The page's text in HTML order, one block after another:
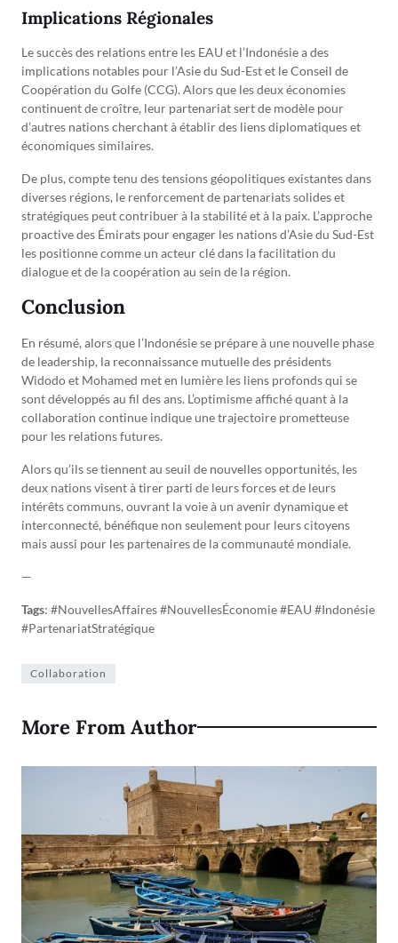
Implications Régionales
Le succès des relations entre les EAU et l’Indonésie a des
implications notables pour l’Asie du Sud-Est et le Conseil de
Coopération du Golfe (CCG). Alors que les deux économies
continuent de croître, leur partenariat sert de modèle pour
d’autres nations cherchant à établir des liens diplomatiques et
économiques similaires.
De plus, compte tenu des tensions géopolitiques existantes dans
diverses régions, le renforcement de partenariats solides et
stratégiques peut contribuer à la stabilité et à la paix. L’approche
proactive des Émirats pour engager les nations d’Asie du Sud-Est
les positionne comme un acteur clé dans la facilitation du
dialogue et de la coopération au sein de la région.
Conclusion
En résumé, alors que l’Indonésie se prépare à une nouvelle phase
de leadership, la reconnaissance mutuelle des présidents
Widodo et Mohamed met en lumière les liens profonds qui se
sont développés au fil des ans. L’optimisme affiché quant à la
collaboration continue indique une trajectoire prometteuse
pour les relations futures.
Alors qu’ils se tiennent au seuil de nouvelles opportunités, les
deux nations visent à tirer parti de leurs forces et de leurs
intérêts communs, ouvrant la voie à un avenir dynamique et
interconnecté, bénéfique non seulement pour leurs citoyens
mais aussi pour les partenaires de la communauté mondiale.
—
Tags: #NouvellesAffaires #NouvellesÉconomie #EAU #Indonésie
#PartenariatStratégique
Collaboration
More From Author